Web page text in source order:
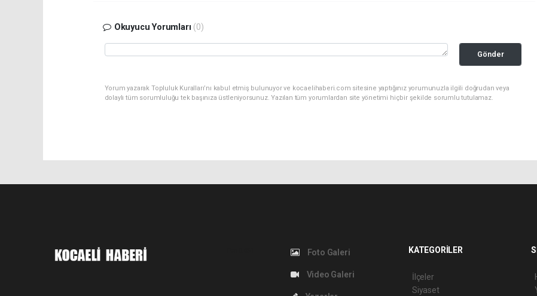
Okuyucu Yorumları (0)
Gönder
Yorum yazarak Topluluk Kuralları’nı kabul etmiş bulunuyor ve kocaelihaberi.com sitesine yaptığınız yorumunuzla ilgili doğrudan veya
dolaylı tüm sorumluluğu tek başınıza üstleniyorsunuz. Yazılan tüm yorumlardan site yönetimi hiçbir şekilde sorumlu tutulamaz.
Foto Galeri
Video Galeri
KATEGORİLER
İlçeler
Siyaset